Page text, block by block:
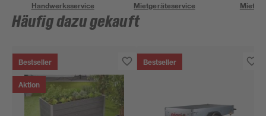
Handwerksservice Mietgeräteservice
Häufig dazu gekauft
Bestseller
Aktion
Bestseller